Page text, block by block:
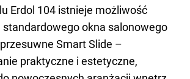
Erdol 104 istnieje możliwość
standardowego okna salonowego
Smart Slide –
praktyczne i estetyczne,